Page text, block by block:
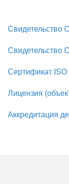
Свидетельство
Свидетельство
Сертификат
Лицензия
Аккредитация